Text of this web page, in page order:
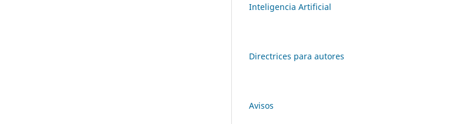
Inteligencia Artificial
Directrices para autores
Avisos